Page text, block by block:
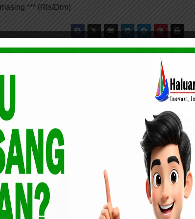
(Rls/Drm)
TK AL-Qur’an Aisyiyah dan (KB)
Insan Kamil Gelar Kegiatan
Silaturahmi Keluarga Besar TK AL-
Qur’an Aisyiyah Ranting
Selatpanjang Timur dan (KB) Insan
Kamil